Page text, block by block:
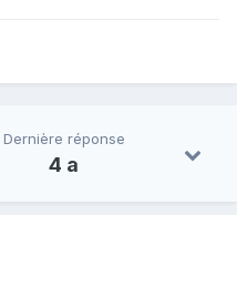
Dernière réponse
4 a